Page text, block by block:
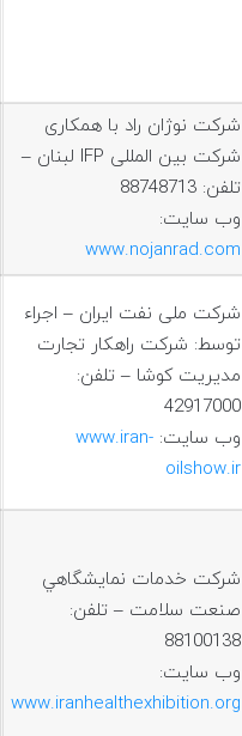
شرکت نوژان راد با همکاری
شرکت بین المللی IFP لبنان –
تلفن: 88748713
وب سایت:
www.nojanrad.com
شرکت ملی نفت ایران – اجراء
توسط: شرکت راهکار تجارت
مدیریت کوشا – تلفن:
42917000
وب سایت: www.iran-
oilshow.ir
شركت خدمات نمايشگاهي
صنعت سلامت – تلفن:
88100138
وب سایت:
www.iranhealthexhibition.org